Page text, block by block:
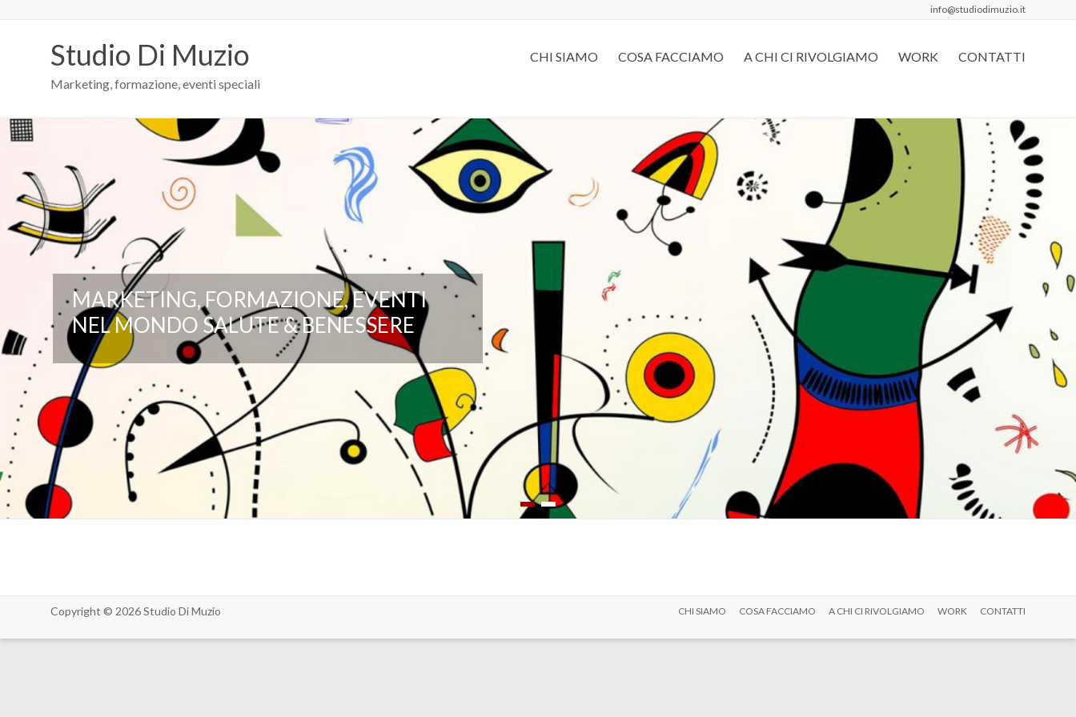
info@studiodimuzio.it
Studio Di Muzio
Marketing, formazione, eventi speciali
CHI SIAMO COSA FACCIAMO A CHI CI RIVOLGIAMO WORK CONTATTI
MARKETING, FORMAZIONE, EVENTI
NEL MONDO SALUTE & BENESSERE
Copyright © 2026Studio Di Muzio CHI SIAMO COSA FACCIAMO A CHI CI RIVOLGIAMO WORK CONTATTI